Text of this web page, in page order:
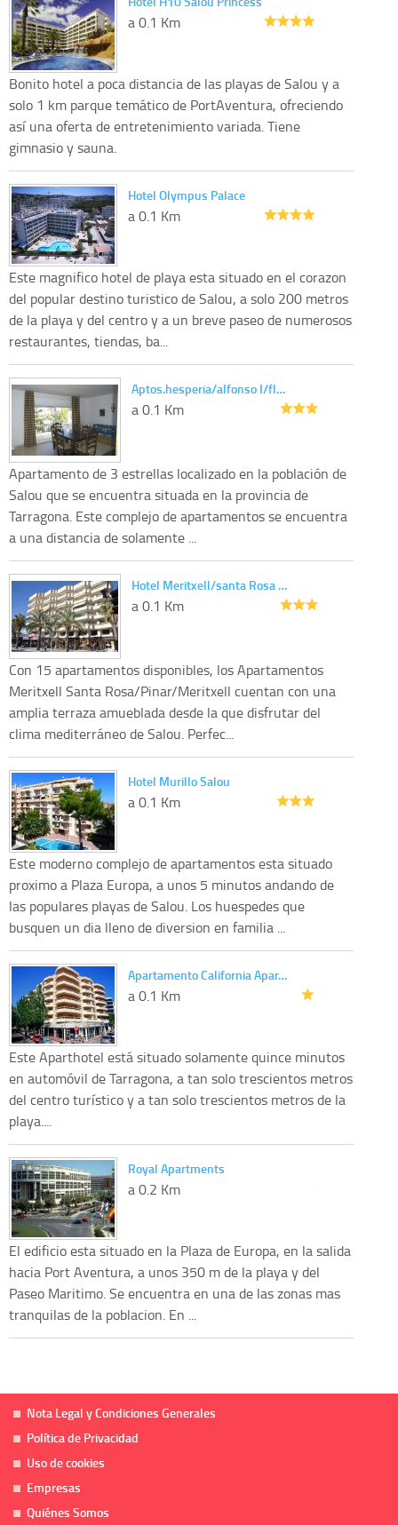
a 0.1 Km
Bonito hotel a poca distancia de las playas de Salou y a
solo 1 km parque temático de PortAventura, ofreciendo
así una oferta de entretenimiento variada. Tiene
gimnasio y sauna.
Hotel Olympus Palace
a 0.1 Km
Este magnifico hotel de playa esta situado en el corazon
del popular destino turistico de Salou, a solo 200 metros
de la playa y del centro y a un breve paseo de numerosos
restaurantes, tiendas, ba...
Aptos.hesperia/alfonso I/fl…
a 0.1 Km
Apartamento de 3 estrellas localizado en la población de
Salou que se encuentra situada en la provincia de
Tarragona. Este complejo de apartamentos se encuentra
a una distancia de solamente ...
Hotel Meritxell/santa Rosa …
a 0.1 Km
Con 15 apartamentos disponibles, los Apartamentos
Meritxell Santa Rosa/Pinar/Meritxell cuentan con una
amplia terraza amueblada desde la que disfrutar del
clima mediterráneo de Salou. Perfec...
Hotel Murillo Salou
a 0.1 Km
Este moderno complejo de apartamentos esta situado
proximo a Plaza Europa, a unos 5 minutos andando de
las populares playas de Salou. Los huespedes que
busquen un dia lleno de diversion en familia ...
Apartamento California Apar…
a 0.1 Km
Este Aparthotel está situado solamente quince minutos
en automóvil de Tarragona, a tan solo trescientos metros
del centro turístico y a tan solo trescientos metros de la
playa....
Royal Apartments
a 0.2 Km
El edificio esta situado en la Plaza de Europa, en la salida
hacia Port Aventura, a unos 350 m de la playa y del
Paseo Maritimo. Se encuentra en una de las zonas mas
tranquilas de la poblacion. En ...
Nota Legal y Condiciones Generales
Política de Privacidad
Uso de cookies
Empresas
Quiénes Somos